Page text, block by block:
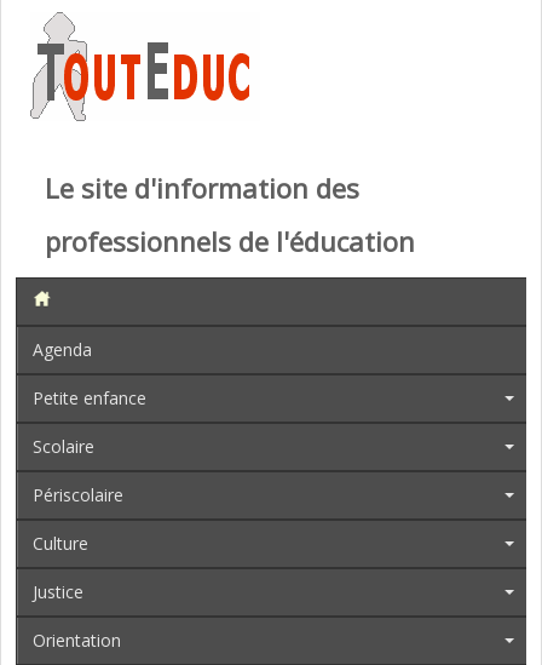
Le site d'information des
professionnels de l'éducation
Agenda
Petite enfance
Scolaire
Périscolaire
Culture
Justice
Orientation